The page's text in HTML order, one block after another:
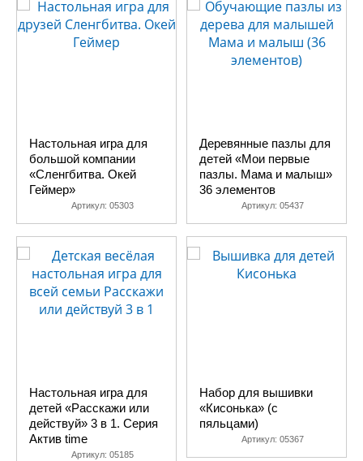
Настольная игра для
большой компании
«Сленгбитва. Окей
Геймер»
Артикул: 05303
Настольная игра для
детей «Расскажи или
действуй» 3 в 1. Серия
Актив time
Артикул: 05185
Деревянные пазлы для
детей «Мои первые
пазлы. Мама и малыш»
36 элементов
Артикул: 05437
Набор для вышивки
«Кисонька» (с
пяльцами)
Артикул: 05367